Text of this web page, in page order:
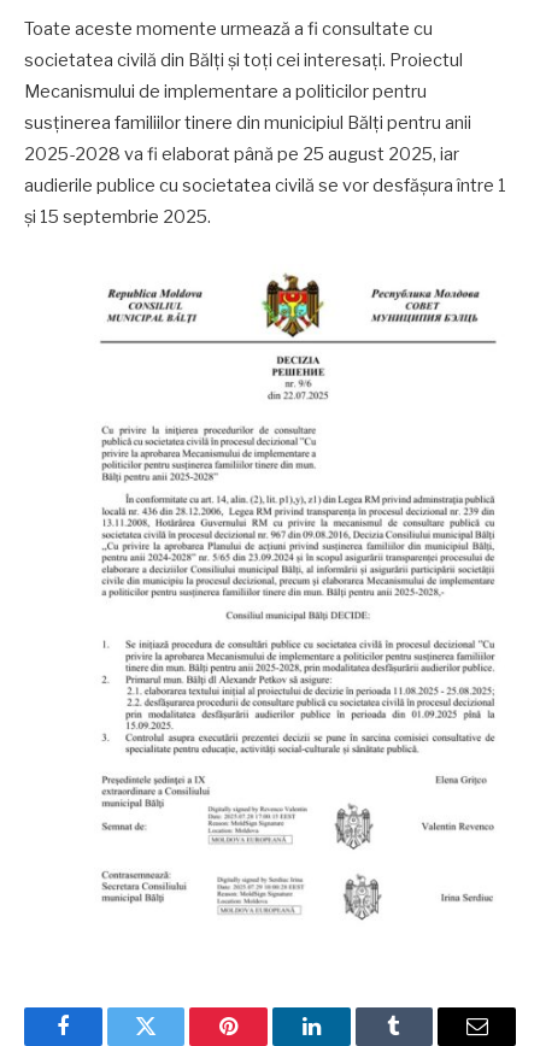
Toate aceste momente urmează a fi consultate cu
societatea civilă din Bălți și toți cei interesați. Proiectul
Mecanismului de implementare a politicilor pentru
susținerea familiilor tinere din municipiul Bălți pentru anii
2025-2028 va fi elaborat până pe 25 august 2025, iar
audierile publice cu societatea civilă se vor desfășura între 1
și 15 septembrie 2025.